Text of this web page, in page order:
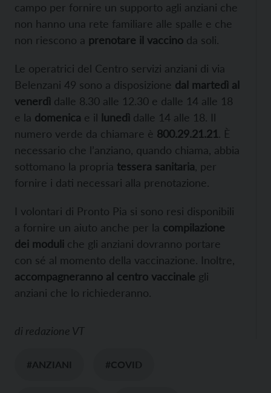
campo per fornire un supporto agli anziani che
non hanno una rete familiare alle spalle e che
non riescono a prenotare il vaccino da soli.
Le operatrici del Centro servizi anziani di via
Belenzani 49 sono a disposizione dal martedì al
venerdì dalle 8.30 alle 12.30 e dalle 14 alle 18
e la domenica e il lunedì dalle 14 alle 18. Il
numero verde da chiamare è 800.29.21.21. È
necessario che l’anziano, quando chiama, abbia
sottomano la propria tessera sanitaria , per
fornire i dati necessari alla prenotazione.
I volontari di Pronto Pia si sono resi disponibili
a fornire un aiuto anche per la compilazione
dei moduli che gli anziani dovranno portare
con sé al momento della vaccinazione. Inoltre,
accompagneranno al centro vaccinale gli
anziani che lo richiederanno.
di redazione VT
#ANZIANI #COVID